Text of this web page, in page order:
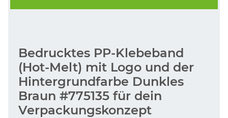
Bedrucktes PP-Klebeband
(Hot-Melt) mit Logo und der
Hintergrundfarbe Dunkles
Braun #775135 für dein
Verpackungskonzept